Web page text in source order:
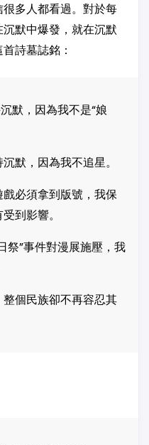
多人都看過。對於每
默中爆發，就在沉默
詩墓誌銘：
默，因為我不是“娘
默，因為我不追星。
必須拿到版號，我保
到影響。
祭”事件對漫展施壓，我
個民族卻不再容忍其